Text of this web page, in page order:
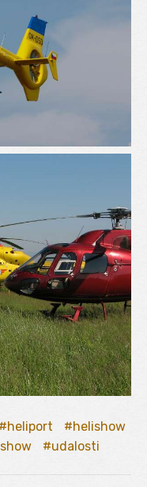
heliport
helishow
show udalosti